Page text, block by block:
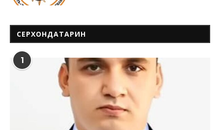
СЕРХОНДАТАРИН
1